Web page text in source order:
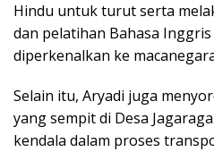
Hindu untuk turut serta
dan pelatihan Bahasa
diperkenalkan ke
Selain itu, Aryadi juga
yang sempit di Desa
kendala dalam proses